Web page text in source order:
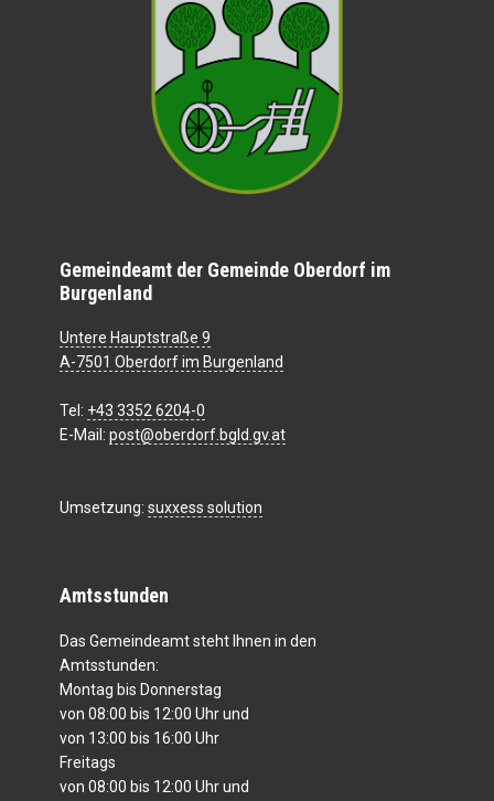
Gemeindeamt der Gemeinde Oberdorf im
Burgenland
Untere Hauptstraße 9
A-7501 Oberdorf im Burgenland
Tel: +43 3352 6204-0
E-Mail: post@oberdorf.bgld.gv.at
Umsetzung: suxxess solution
Amtsstunden
Das Gemeindeamt steht Ihnen in den
Amtsstunden:
Montag bis Donnerstag
von 08:00 bis 12:00 Uhr und
von 13:00 bis 16:00 Uhr
Freitags
von 08:00 bis 12:00 Uhr und